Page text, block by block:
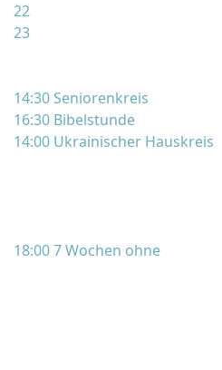
22
23
14:30 Seniorenkreis
16:30 Bibelstunde
14:00 Ukrainischer Hauskreis
18:00 7 Wochen ohne